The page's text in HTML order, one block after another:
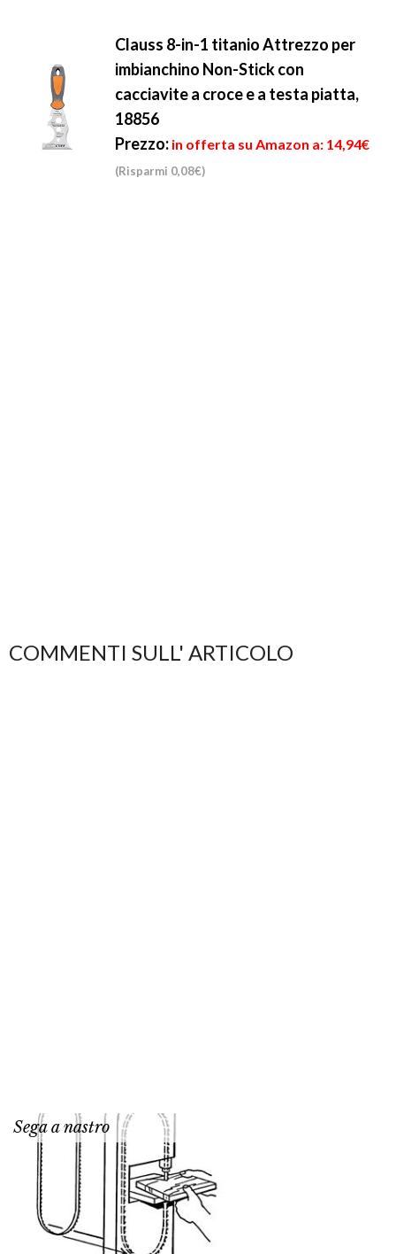
Clauss 8-in-1 titanio Attrezzo per
imbianchino Non-Stick con
cacciavite a croce e a testa piatta,
18856
Prezzo: in offerta su Amazon a: 14,94€
(Risparmi 0,08€)
COMMENTI SULL' ARTICOLO
Sega a nastro